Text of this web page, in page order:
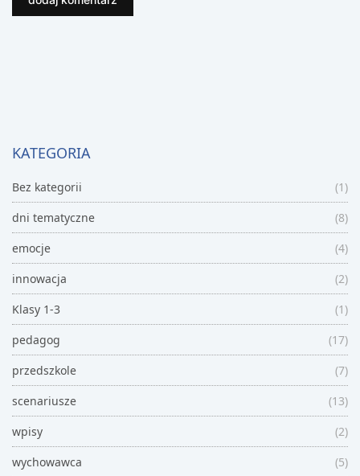
KATEGORIA
Bez kategorii
(1)
dni tematyczne
(8)
emocje
(4)
innowacja
(2)
Klasy 1-3
(1)
pedagog
(17)
przedszkole
(7)
scenariusze
(13)
wpisy
(2)
wychowawca
(5)